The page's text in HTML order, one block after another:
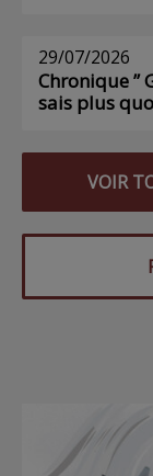
29/07/2026
Chronique ”
sais plus
VOIR